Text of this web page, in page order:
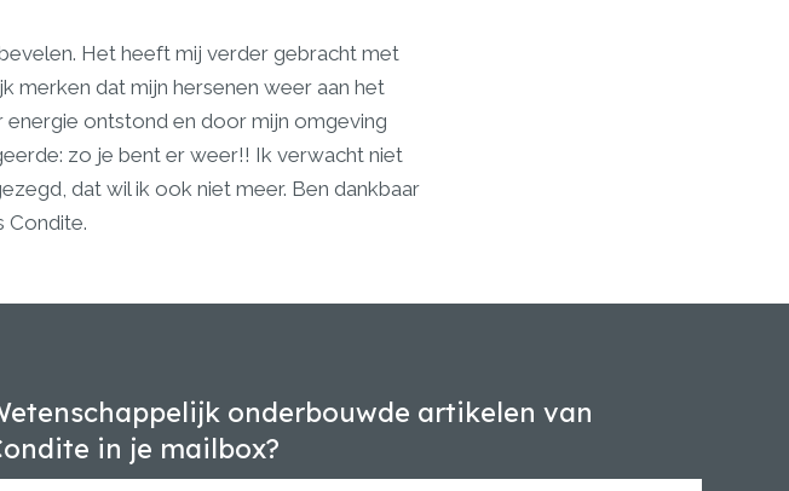
Het heeft mij verder gebracht met
merken dat mijn hersenen weer aan het
ontstond en door mijn omgeving
zo je bent er weer!! Ik verwacht niet
dat wil ik ook niet meer. Ben dankbaar
Condite.
onderbouwde artikelen van
in je mailbox?